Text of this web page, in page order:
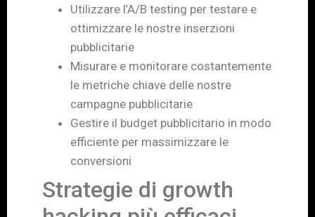
Utilizzare l’A/B testing per testare e
ottimizzare le nostre inserzioni
pubblicitarie
Misurare e monitorare costantemente
le metriche chiave delle nostre
campagne pubblicitarie
Gestire il budget pubblicitario in modo
efficiente per massimizzare le
conversioni
Strategie di growth